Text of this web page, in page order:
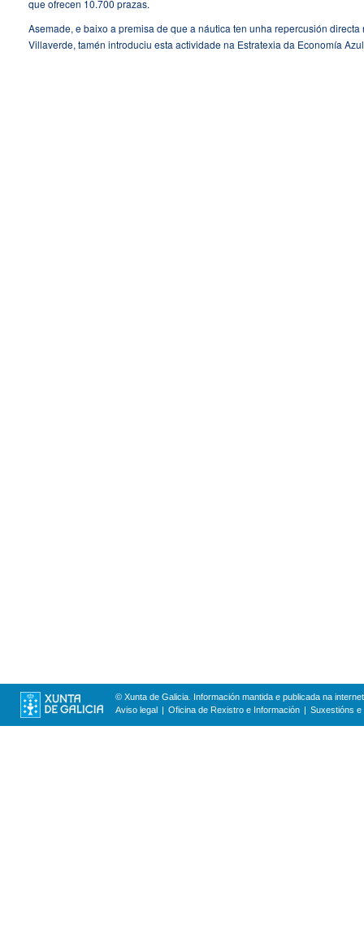
que ofrecen 10.700 prazas.
Asemade, e baixo a premisa de que a náutica ten unha repercusión
Villaverde, tamén introduciu esta actividade na Estratexia da Economía
© Xunta de Galicia. Información mantida e publicada na
Aviso legal
Oficina de Rexistro e Información Suxestións e